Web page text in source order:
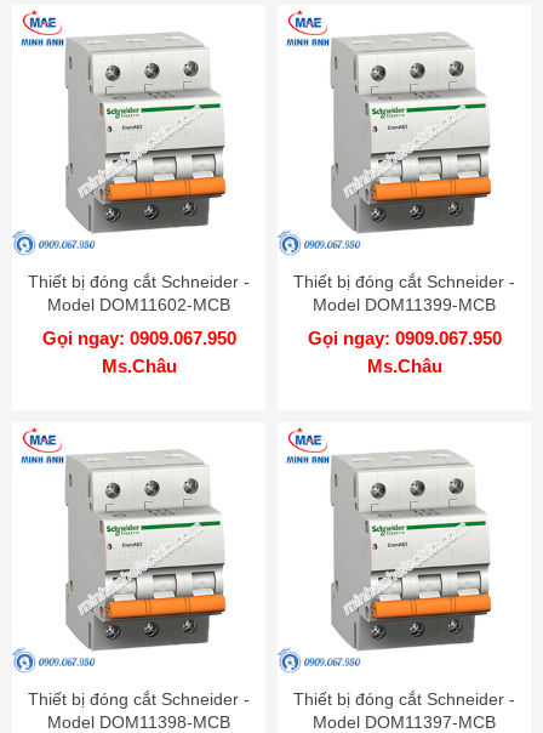
Thiết bị đóng cắt Schneider -
Model DOM11602-MCB
Gọi ngay: 0909.067.950
Ms.Châu
Thiết bị đóng cắt Schneider -
Model DOM11399-MCB
Gọi ngay: 0909.067.950
Ms.Châu
Thiết bị đóng cắt Schneider -
Model DOM11398-MCB
Thiết bị đóng cắt Schneider -
Model DOM11397-MCB